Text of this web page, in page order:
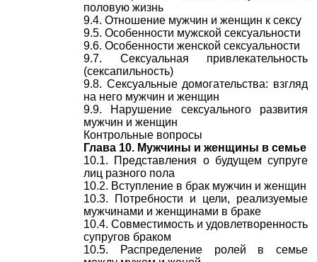
половую жизнь
9.4. Отношение мужчин и женщин к сексу
9.5. Особенности мужской сексуальности
9.6. Особенности женской сексуальности
9.7. Сексуальная привлекательность
(сексапильность)
9.8. Сексуальные домогательства: взгляд
на него мужчин и женщин
9.9. Нарушение сексуального развития
мужчин и женщин
Контрольные вопросы
Глава 10. Мужчины и женщины в семье
10.1. Представления о будущем супруге
лиц разного пола
10.2. Вступление в брак мужчин и женщин
10.3. Потребности и цели, реализуемые
мужчинами и женщинами в браке
10.4. Совместимость и удовлетворенность
супругов браком
10.5. Распределение ролей в семье